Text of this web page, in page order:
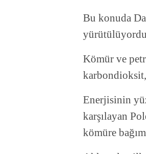
Bu konuda
Kömür ve
Enerjisinin
karşılayan
kömüre